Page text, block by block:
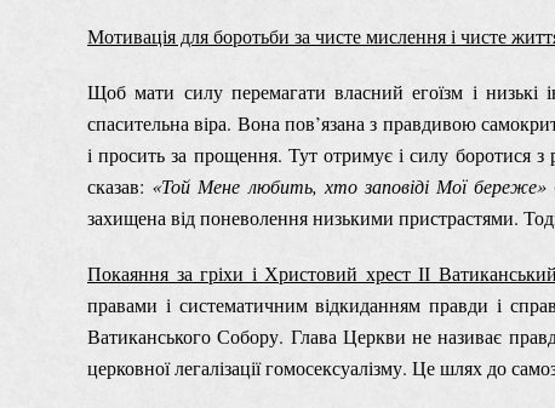
Мотивація для боротьби за чисте мислення і чисте
Щоб мати силу перемагати власний егоїзм і низькі
спасительна віра. Вона пов’язана з правдивою
і просить за прощення. Тут отримує і силу боротися
сказав: «Той Мене любить, хто заповіді Мої береже»
захищена від поневолення низькими пристрастями.
Покаяння за гріхи і Христовий хрест ІІ
правами і систематичним відкиданням правди і
Ватиканського Собору. Глава Церкви не називає
церковної легалізації гомосексуалізму. Це шлях до